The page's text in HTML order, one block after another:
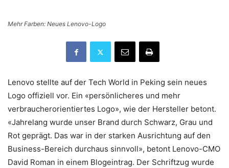
Mehr Farben: Neues Lenovo-Logo
Lenovo stellte auf der Tech World in Peking sein neues
Logo offiziell vor. Ein «persönlicheres und mehr
verbraucherorientiertes Logo», wie der Hersteller betont.
«Jahrelang wurde unser Brand durch Schwarz, Grau und
Rot geprägt. Das war in der starken Ausrichtung auf den
Business-Bereich durchaus sinnvoll», betont Lenovo-CMO
David Roman in einem Blogeintrag. Der Schriftzug wurde